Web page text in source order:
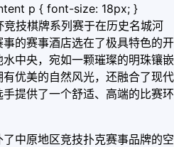
p { font-size: 18px; }
技棋牌系列赛于在历史名城河
的赛事酒店选在了极具特色的开
中央，宛如一颗璀璨的明珠镶嵌
优美的自然风光，还融合了现代
提供了一个舒适、高端的比赛环
中原地区竞技扑克赛事品牌的空